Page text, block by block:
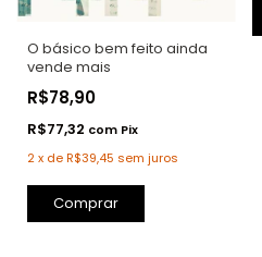
O básico bem feito ainda
vende mais
R$78,90
R$77,32 com Pix
2x deR$39,45 sem juros
Comprar